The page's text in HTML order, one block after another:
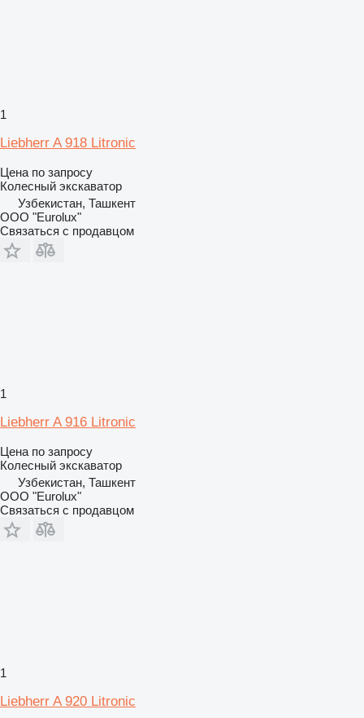
1
Liebherr A 918 Litronic
Цена по запросу
Колесный экскаватор
Узбекистан, Ташкент
ООО "Eurolux"
Связаться с продавцом
1
Liebherr A 916 Litronic
Цена по запросу
Колесный экскаватор
Узбекистан, Ташкент
ООО "Eurolux"
Связаться с продавцом
1
Liebherr A 920 Litronic